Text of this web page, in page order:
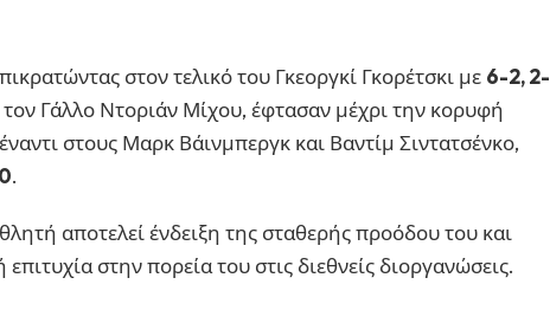
στον τελικό του Γκεοργκί Γκορέτσκι με 6-2, 2-
Γάλλο Ντοριάν Μίχου, έφτασαν μέχρι την κορυφή
στους Μαρκ Βάινμπεργκ και Βαντίμ Σιντατσένκο,
.
αποτελεί ένδειξη της σταθερής προόδου του και
στην πορεία του στις διεθνείς διοργανώσεις.